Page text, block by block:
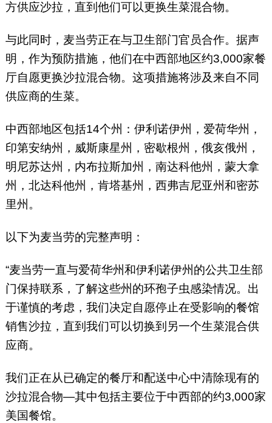
方供应沙拉，直到他们可以更换生菜混合物。
与此同时，麦当劳正在与卫生部门官员合作。据声
明，作为预防措施，他们在中西部地区约3,000家餐
厅自愿更换沙拉混合物。这项措施将涉及来自不同
供应商的生菜。
中西部地区包括14个州：伊利诺伊州，爱荷华州，
印第安纳州，威斯康星州，密歇根州，俄亥俄州，
明尼苏达州，内布拉斯加州，南达科他州，蒙大拿
州，北达科他州，肯塔基州，西弗吉尼亚州和密苏
里州。
以下为麦当劳的完整声明：
“麦当劳一直与爱荷华州和伊利诺伊州的公共卫生部
门保持联系，了解这些州的环孢子虫感染情况。出
于谨慎的考虑，我们决定自愿停止在受影响的餐馆
销售沙拉，直到我们可以切换到另一个生菜混合供
应商。
我们正在从已确定的餐厅和配送中心中清除现有的
沙拉混合物—其中包括主要位于中西部的约3,000家
美国餐馆。